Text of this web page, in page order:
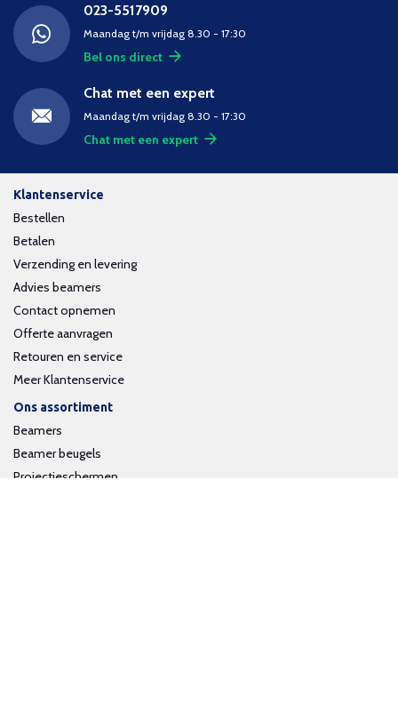
023-5517909
Maandag t/m vrijdag 8.30 - 17:30
Bel ons direct
Chat met een expert
Maandag t/m vrijdag 8.30 - 17:30
Chat met een expert
Klantenservice
Bestellen
Betalen
Verzending en levering
Advies beamers
Contact opnemen
Offerte aanvragen
Retouren en service
Meer Klantenservice
Ons assortiment
Beamers
Beamer beugels
Projectieschermen